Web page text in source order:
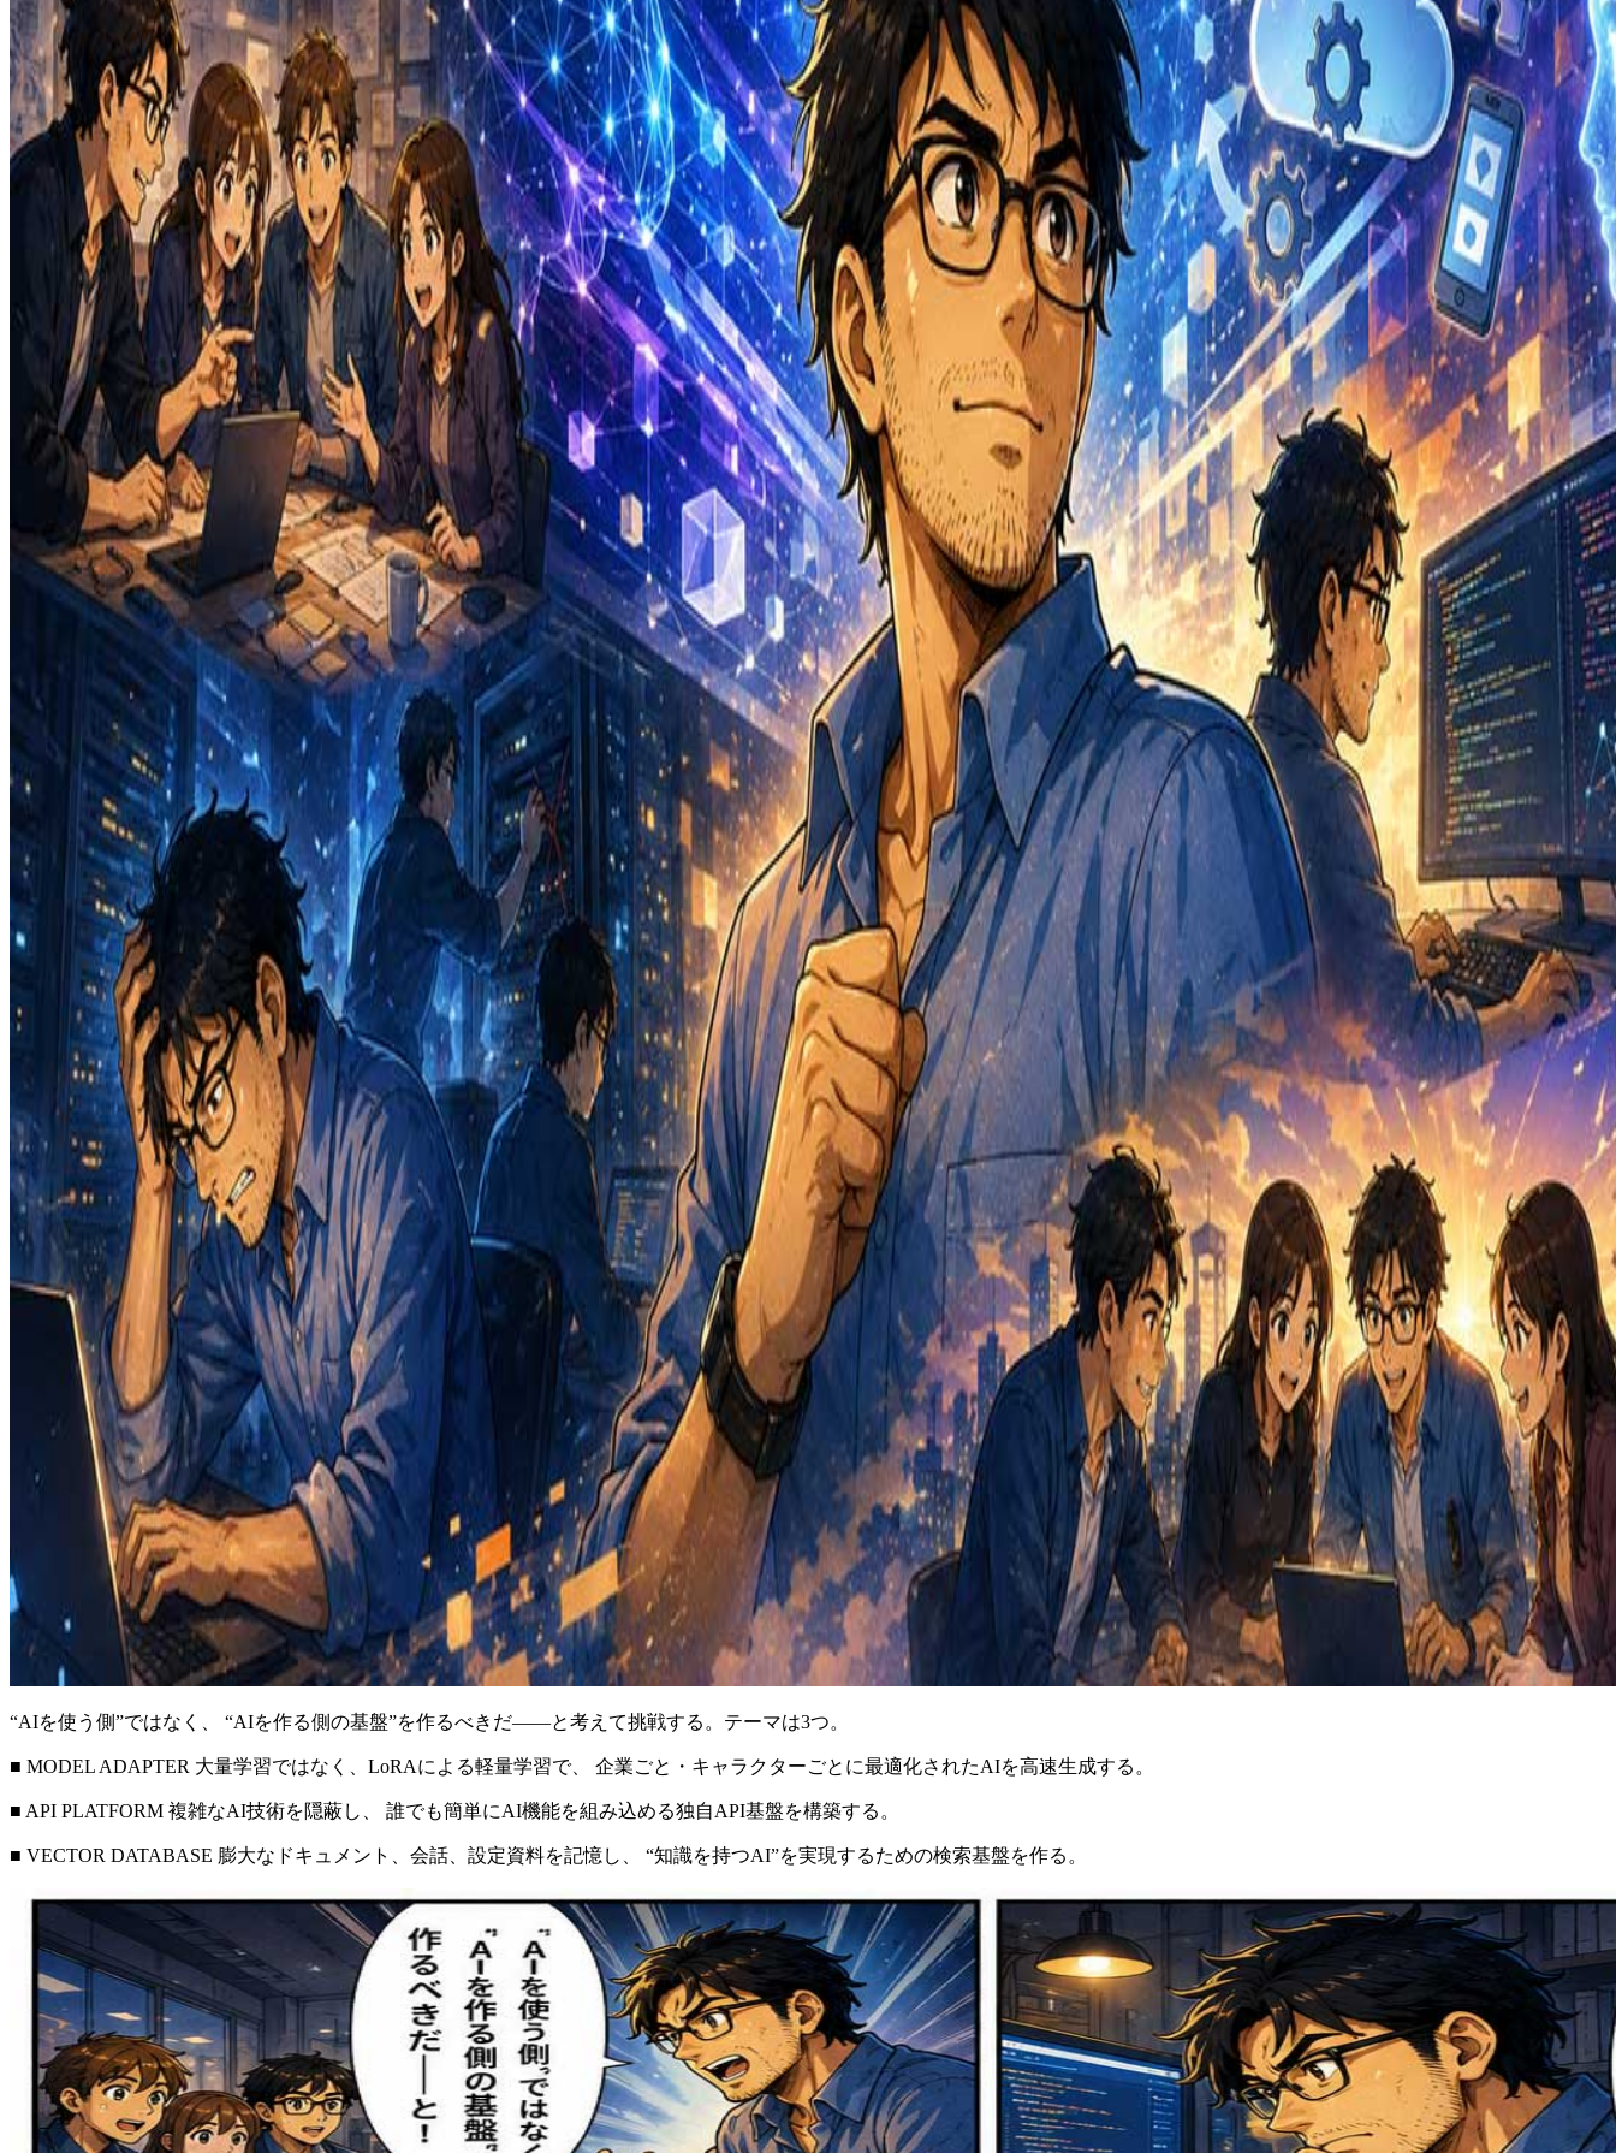
“AIを使う側”ではなく、 “AIを作る側の基盤”を作るべきだ――と考えて挑戦する。テーマは3つ。
■ MODEL ADAPTER 大量学習ではなく、LoRAによる軽量学習で、 企業ごと・キャラクターごとに最適化されたAIを高速生成する。
■ API PLATFORM 複雑なAI技術を隠蔽し、 誰でも簡単にAI機能を組み込める独自API基盤を構築する。
■ VECTOR DATABASE 膨大なドキュメント、会話、設定資料を記憶し、 “知識を持つAI”を実現するための検索基盤を作る。